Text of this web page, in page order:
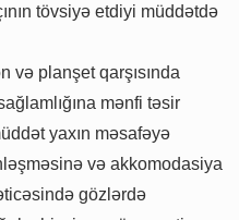
tövsiyə etdiyi müddətdə
və planşet qarşısında
mənfi təsir
yaxın məsafəyə
və akkomodasiya
gözlərdə